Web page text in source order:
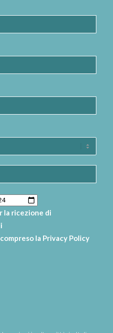
la ricezione di
la Privacy Policy